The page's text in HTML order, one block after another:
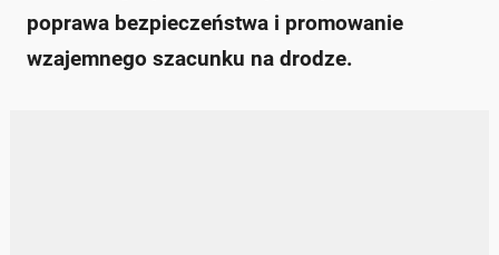
poprawa bezpieczeństwa i promowanie
wzajemnego szacunku na drodze.